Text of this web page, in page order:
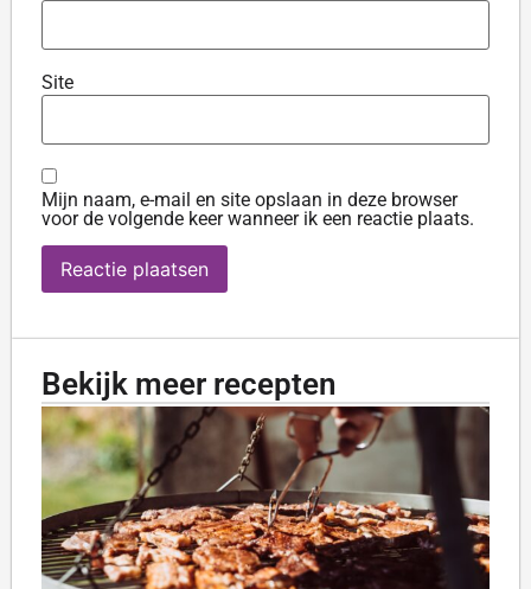
Site
Mijn naam, e-mail en site opslaan in deze browser
voor de volgende keer wanneer ik een reactie plaats.
Bekijk meer recepten